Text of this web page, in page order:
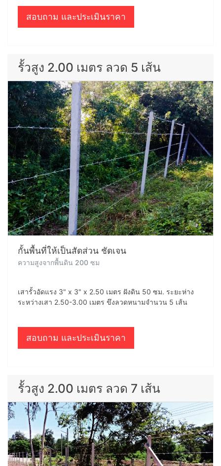
สอบถาม และประเมินราคา
รั้วสูง 2.00 เมตร ลวด 5 เส้น
กั้นพื้นที่ให้เป็นสัดส่วน ชัดเจน
ความสูงจากพื้นดิน 200 ซม
เสารั้วอัดแรง 3" x 3" x 2.50 เมตร ฝังดิน 50 ซม. ระยะห่าง
ระหว่างเสา 2.50-3.00 เมตร ขึงลวดหนามจำนวน 5 เส้น
สอบถาม และประเมินราคา
รั้วสูง 2.00 เมตร ลวด 7 เส้น